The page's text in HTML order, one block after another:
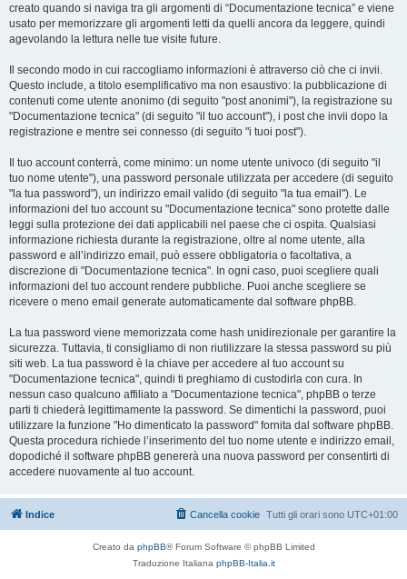
creato quando si naviga tra gli argomenti di “Documentazione tecnica” e viene
usato per memorizzare gli argomenti letti da quelli ancora da leggere, quindi
agevolando la lettura nelle tue visite future.
Il secondo modo in cui raccogliamo informazioni è attraverso ciò che ci invii.
Questo include, a titolo esemplificativo ma non esaustivo: la pubblicazione di
contenuti come utente anonimo (di seguito "post anonimi"), la registrazione su
"Documentazione tecnica" (di seguito "il tuo account"), i post che invii dopo la
registrazione e mentre sei connesso (di seguito "i tuoi post").
Il tuo account conterrà, come minimo: un nome utente univoco (di seguito "il
tuo nome utente"), una password personale utilizzata per accedere (di seguito
"la tua password"), un indirizzo email valido (di seguito "la tua email"). Le
informazioni del tuo account su "Documentazione tecnica" sono protette dalle
leggi sulla protezione dei dati applicabili nel paese che ci ospita. Qualsiasi
informazione richiesta durante la registrazione, oltre al nome utente, alla
password e all’indirizzo email, può essere obbligatoria o facoltativa, a
discrezione di "Documentazione tecnica". In ogni caso, puoi scegliere quali
informazioni del tuo account rendere pubbliche. Puoi anche scegliere se
ricevere o meno email generate automaticamente dal software phpBB.
La tua password viene memorizzata come hash unidirezionale per garantire la
sicurezza. Tuttavia, ti consigliamo di non riutilizzare la stessa password su più
siti web. La tua password è la chiave per accedere al tuo account su
"Documentazione tecnica", quindi ti preghiamo di custodirla con cura. In
nessun caso qualcuno affiliato a "Documentazione tecnica", phpBB o terze
parti ti chiederà legittimamente la password. Se dimentichi la password, puoi
utilizzare la funzione "Ho dimenticato la password" fornita dal software phpBB.
Questa procedura richiede l’inserimento del tuo nome utente e indirizzo email,
dopodiché il software phpBB genererà una nuova password per consentirti di
accedere nuovamente al tuo account.
Indice Tutti gli orari sono UTC+01:00
Cancella cookie
Creato da phpBB® Forum Software © phpBB Limited
Traduzione Italiana phpBB-Italia.it